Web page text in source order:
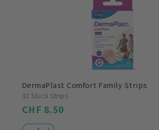
DermaPlast Comfort Family Strips
32 Stück Strips
CHF 8.50